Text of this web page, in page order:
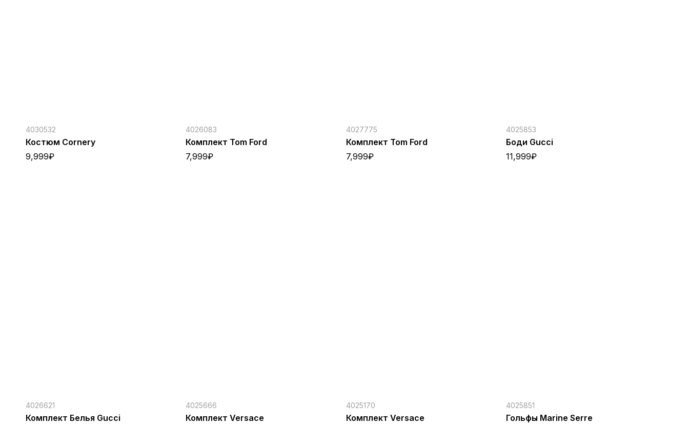
4030532
Костюм Cornery
9,999₽
4026083
Комплект Tom Ford
7,999₽
4027775
Комплект Tom Ford
7,999₽
4025853
Боди Gucci
11,999₽
4026621
Комплект Белья Gucci
4025666
Комплект Versace
4025170
Комплект Versace
4025851
Гольфы Marine Serre